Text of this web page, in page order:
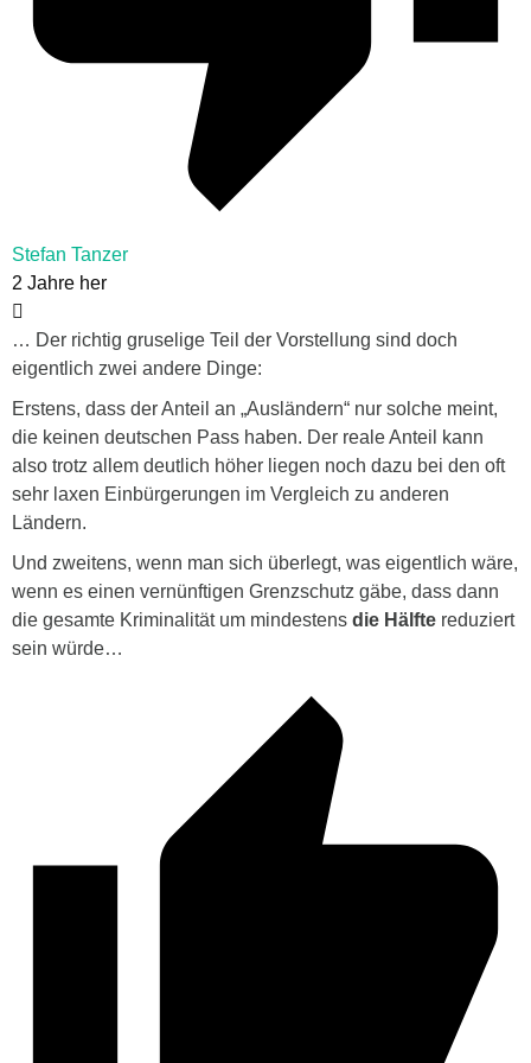
Stefan Tanzer
2 Jahre her
… Der richtig gruselige Teil der Vorstellung sind doch
eigentlich zwei andere Dinge:
Erstens, dass der Anteil an „Ausländern“ nur solche meint,
die keinen deutschen Pass haben. Der reale Anteil kann
also trotz allem deutlich höher liegen noch dazu bei den oft
sehr laxen Einbürgerungen im Vergleich zu anderen
Ländern.
Und zweitens, wenn man sich überlegt, was eigentlich wäre,
wenn es einen vernünftigen Grenzschutz gäbe, dass dann
die gesamte Kriminalität um mindestens die Hälfte reduziert
sein würde…